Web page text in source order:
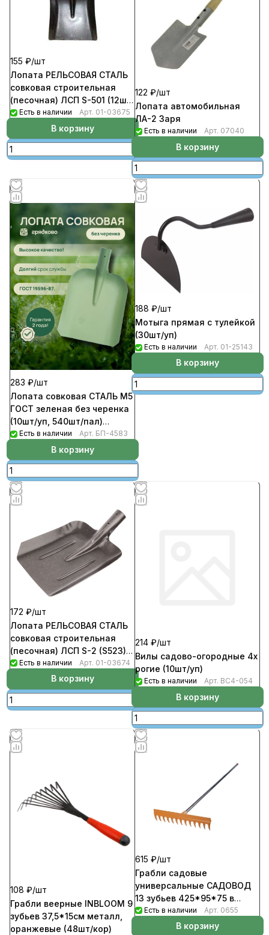
155 ₽/шт
Лопата РЕЛЬСОВАЯ СТАЛЬ
совковая строительная
(песочная) ЛСП S-501 (12шт/
уп)Есть в наличии Арт. 01-03675
В корзину
122 ₽/шт
Лопата автомобильная
ЛА-2 Заря
Есть в наличии Арт. 07040
В корзину
283 ₽/шт
Лопата совковая СТАЛЬ М5
ГОСТ зеленая без черенка
(10шт/уп, 540шт/пал)
Россия
Есть в наличии Арт. БП-4583
В корзину
188 ₽/шт
Мотыга прямая с тулейкой
(30шт/уп)
Есть в наличии Арт. 01-25143
В корзину
172 ₽/шт
Лопата РЕЛЬСОВАЯ СТАЛЬ
совковая строительная
(песочная) ЛСП S-2 (S523)
(12шт/уп)
Есть в наличии Арт. 01-03674
В корзину
214 ₽/шт
Вилы садово-огородные 4х
рогие (10шт/уп)
Есть в наличии Арт. ВС4-054
В корзину
108 ₽/шт
Грабли веерные INBLOOM 9
зубьев 37,5*15см металл,
оранжевые (48шт/кор)
615 ₽/шт
Грабли садовые
универсальные САДОВОД
13 зубьев 425*95*75 в
сборе с алюминиевым
черенком оранжевые
Есть в наличии Арт. 0655
В корзину